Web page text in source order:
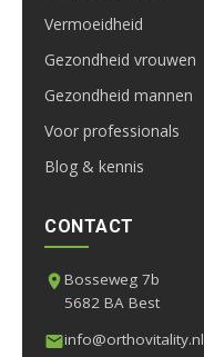
Vermoeidheid
Gezondheid vrouwen
Gezondheid mannen
Voor professionals
Blog & kennis
CONTACT
Bosseweg 7b
5682 BA Best
info@orthovitality.nl